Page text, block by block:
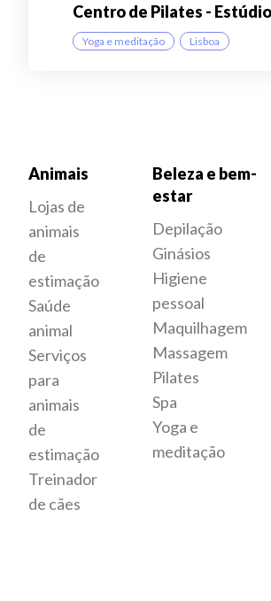
Centro de Pilates -
Yoga e meditação Lisboa
Animais
Lojas de
animais
de
estimação
Saúde
animal
Serviços
para
animais
de
estimação
Treinador
de cães
Beleza e bem-
estar
Depilação
Ginásios
Higiene
pessoal
Maquilhagem
Massagem
Pilates
Spa
Yoga e
meditação